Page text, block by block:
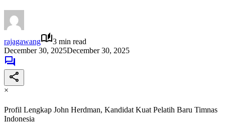
rajagawang
3 min read
December 30, 2025December 30, 2025
×
Profil Lengkap John Herdman, Kandidat Kuat Pelatih Baru Timnas
Indonesia